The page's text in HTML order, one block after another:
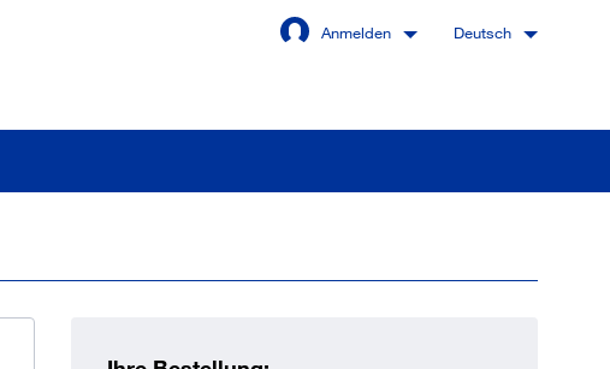
Anmelden
Angemeldet bleiben
Deutsch